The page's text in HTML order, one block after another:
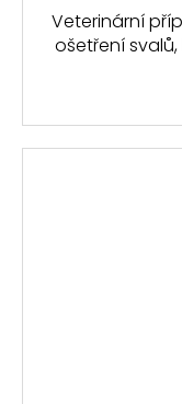
Veterinární
ošetření